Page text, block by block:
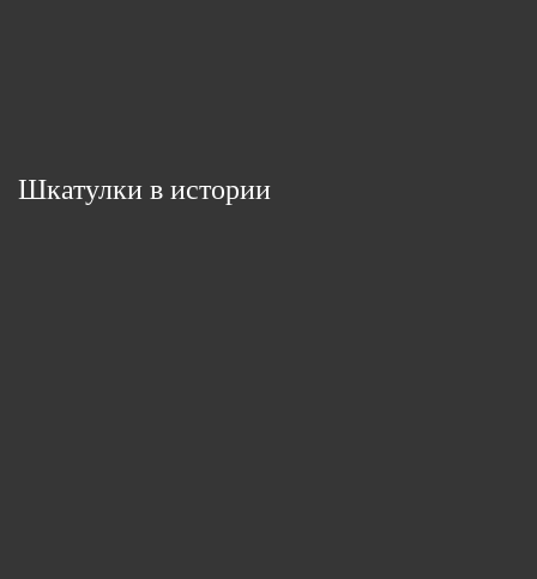
Шкатулки в истории